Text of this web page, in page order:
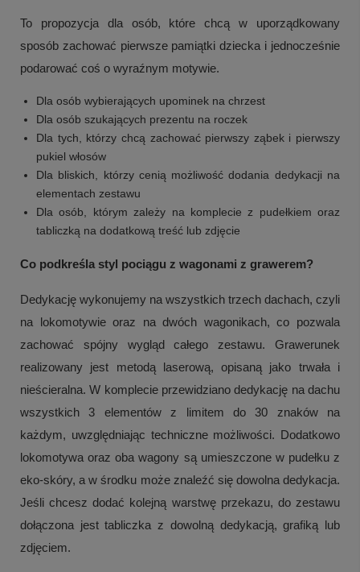
To propozycja dla osób, które chcą w uporządkowany
sposób zachować pierwsze pamiątki dziecka i jednocześnie
podarować coś o wyraźnym motywie.
Dla osób wybierających upominek na chrzest
Dla osób szukających prezentu na roczek
Dla tych, którzy chcą zachować pierwszy ząbek i pierwszy
pukiel włosów
Dla bliskich, którzy cenią możliwość dodania dedykacji na
elementach zestawu
Dla osób, którym zależy na komplecie z pudełkiem oraz
tabliczką na dodatkową treść lub zdjęcie
Co podkreśla styl pociągu z wagonami z grawerem?
Dedykację wykonujemy na wszystkich trzech dachach, czyli
na lokomotywie oraz na dwóch wagonikach, co pozwala
zachować spójny wygląd całego zestawu. Grawerunek
realizowany jest metodą laserową, opisaną jako trwała i
nieścieralna. W komplecie przewidziano dedykację na dachu
wszystkich 3 elementów z limitem do 30 znaków na
każdym, uwzględniając techniczne możliwości. Dodatkowo
lokomotywa oraz oba wagony są umieszczone w pudełku z
eko-skóry, a w środku może znaleźć się dowolna dedykacja.
Jeśli chcesz dodać kolejną warstwę przekazu, do zestawu
dołączona jest tabliczka z dowolną dedykacją, grafiką lub
zdjęciem.